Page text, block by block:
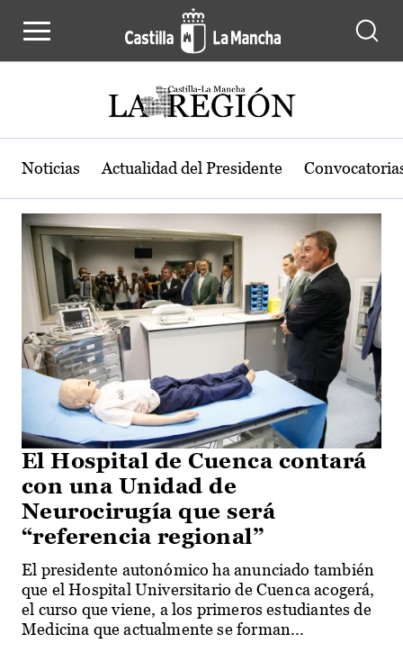
Actualidad de la región de Castilla-
Noticias Actualidad del Presidente
El Hospital de Cuenca contará
con una Unidad de
Neurocirugía que será
“referencia regional”
El presidente autonómico ha anunciado también
que el Hospital Universitario de Cuenca acogerá,
el curso que viene, a los primeros estudiantes de
Medicina que actualmente se forman...